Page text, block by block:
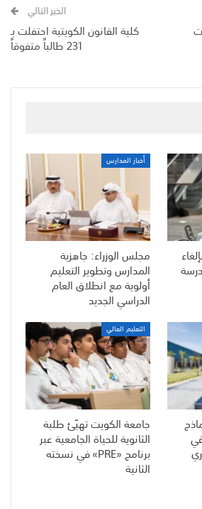
الخبر التالي
كلية القانون الكويتية احتفلت بـ
231 طالباً متفوقاً
أخبار المدارس
مجلس الوزراء: جاهزية
المدارس وتطوير التعليم
أولوية مع انطلاق العام
الدراسي الجديد
التعليم العالي
جامعة الكويت تهيّئ طلبة
الثانوية للحياة الجامعية عبر
برنامج «PRE» في نسخته
الثانية